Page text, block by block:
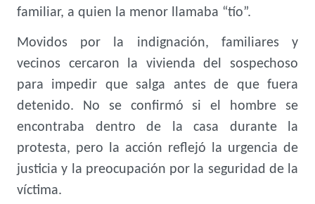
familiar, a quien la menor llamaba “tío”.
Movidos por la indignación, familiares y
vecinos cercaron la vivienda del sospechoso
para impedir que salga antes de que fuera
detenido. No se confirmó si el hombre se
encontraba dentro de la casa durante la
protesta, pero la acción reflejó la urgencia de
justicia y la preocupación por la seguridad de la
víctima.